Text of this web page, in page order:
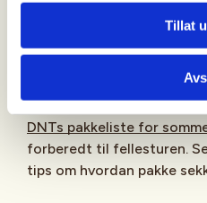
Tillat
Ta med egnet utstyr og
DNTs pakkeliste for
forberedt til fellesturen.
tips om hvordan pakke